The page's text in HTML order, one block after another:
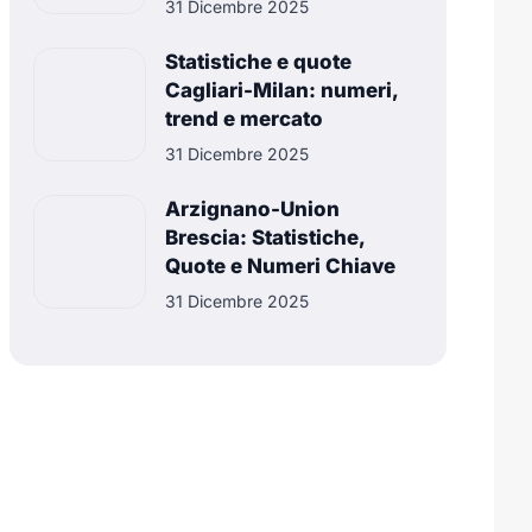
31 Dicembre 2025
Statistiche e quote
Cagliari-Milan: numeri,
trend e mercato
31 Dicembre 2025
Arzignano-Union
Brescia: Statistiche,
Quote e Numeri Chiave
31 Dicembre 2025